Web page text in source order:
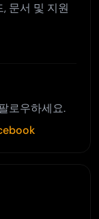
문서 및 지원
로우하세요.